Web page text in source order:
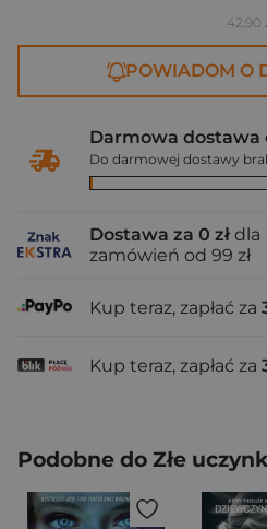
42,90
POWIADOM O
Darmowa dostawa
Do darmowej dostawy
Dostawa za 0 zł dla
zamówień od 99 zł
Kup teraz, zapłać za
Kup teraz, zapłać za
Podobne do Złe